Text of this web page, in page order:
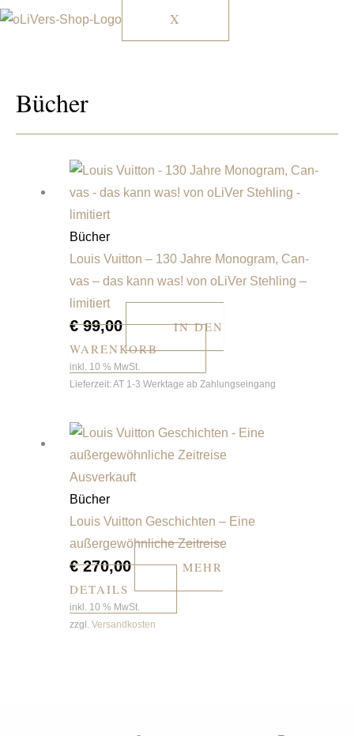
X
Bücher
Bücher
Louis Vuitton – 130 Jahre Monogram, Can-
vas – das kann was! von oLiVer Stehling –
limitiert
€99,00
IN DEN
WARENKORB
inkl. 10 % MwSt.
Lieferzeit: AT 1-3 Werktage ab Zahlungseingang
Ausverkauft
Bücher
Louis Vuitton Geschichten – Eine
außergewöhnliche Zeitreise
€270,00
MEHR
DETAILS
inkl. 10 % MwSt.
zzgl. Versandkosten